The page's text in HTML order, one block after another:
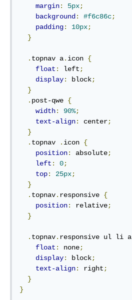
margin: 5px;
background : #f6c86c;
padding: 10px;
}
. topnav a. icon {
float : left ;
display: block;
}
. post-qwe {
width: 90%;
text-align: center;
}
. topnav . icon {
position: absolute;
left : 0;
top: 25px;
}
. topnav. responsive {
position: relative;
}
. topnav. responsive ul li a
float : none;
display: block;
text-align: right ;
}
}